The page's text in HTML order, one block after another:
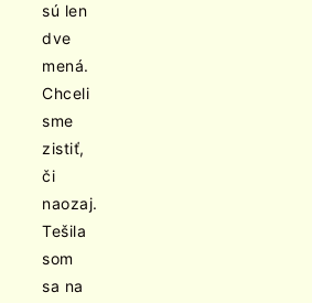
sú len
dve
mená.
Chceli
sme
zistiť,
či
naozaj.
Tešila
som
sa na